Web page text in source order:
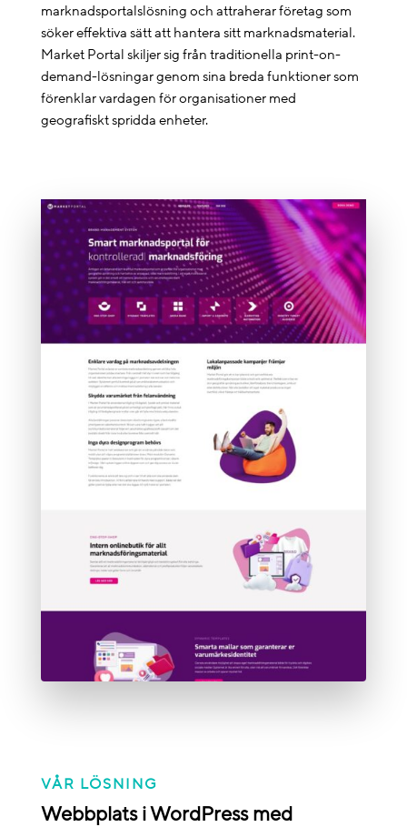
marknadsportalslösning och attraherar företag som
söker effektiva sätt att hantera sitt marknadsmaterial.
Market Portal skiljer sig från traditionella print-on-
demand-lösningar genom sina breda funktioner som
förenklar vardagen för organisationer med
geografiskt spridda enheter.
VÅR LÖSNING
Webbplats i WordPress med